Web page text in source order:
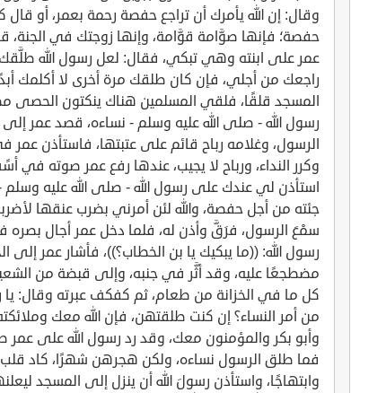
وقال: إن الله يأمرك أن تراجع حفصة رحمة بعمر، أو قال
حفصة؛ فإنها صوَّامة قوَّامة، وإنها زوجتك في الجنة،
عمر على ابنته وهي تبكي، فقال: لعل رسول الله
راجعك من أجلي، فإن كان طلقك مرة أخرى لا أكلمك
المسجد قلقًا، فلقي المسلمين هناك ينكتون الحصى
رسول الله - صلى الله عليه وسلم - نساءه، قصد عمر إلى
الرسول، وغلامه رباح قائم على عتبتها، فاستأذن
وكرر النداء، ورباح لا يجيب، عندها رفع عمر صوته في
استأذن لي عندك على رسول الله - صلى الله عليه
جئته من أجل حفصة، والله لئن أمرني بضرب عنقها
سمْعَ الرسول، فرَقَّ وأذن له، فلما دخل عمر أجال بصره
رسول الله: ((ما يبكيك يا بن الخطاب؟))، فأشار عمر إلى
مضطجعًا عليه، وقد أثَّر في جنبه، وإلى قبضة من
كل ما في الخزانة من طعام، ثم كفكف عبرته وقال: يا
من أمر النساء؟ إن كنت طلقتهن، فإن الله معك
وأبو بكر والمؤمنون معك، وقد رد رسول الله على عمر
فما طلق الرسول نساءه، ولكن هجرهن شهرًا، كاد
وابتهاجًا، واستأذن رسولَ الله أن ينزل إلى المسجد